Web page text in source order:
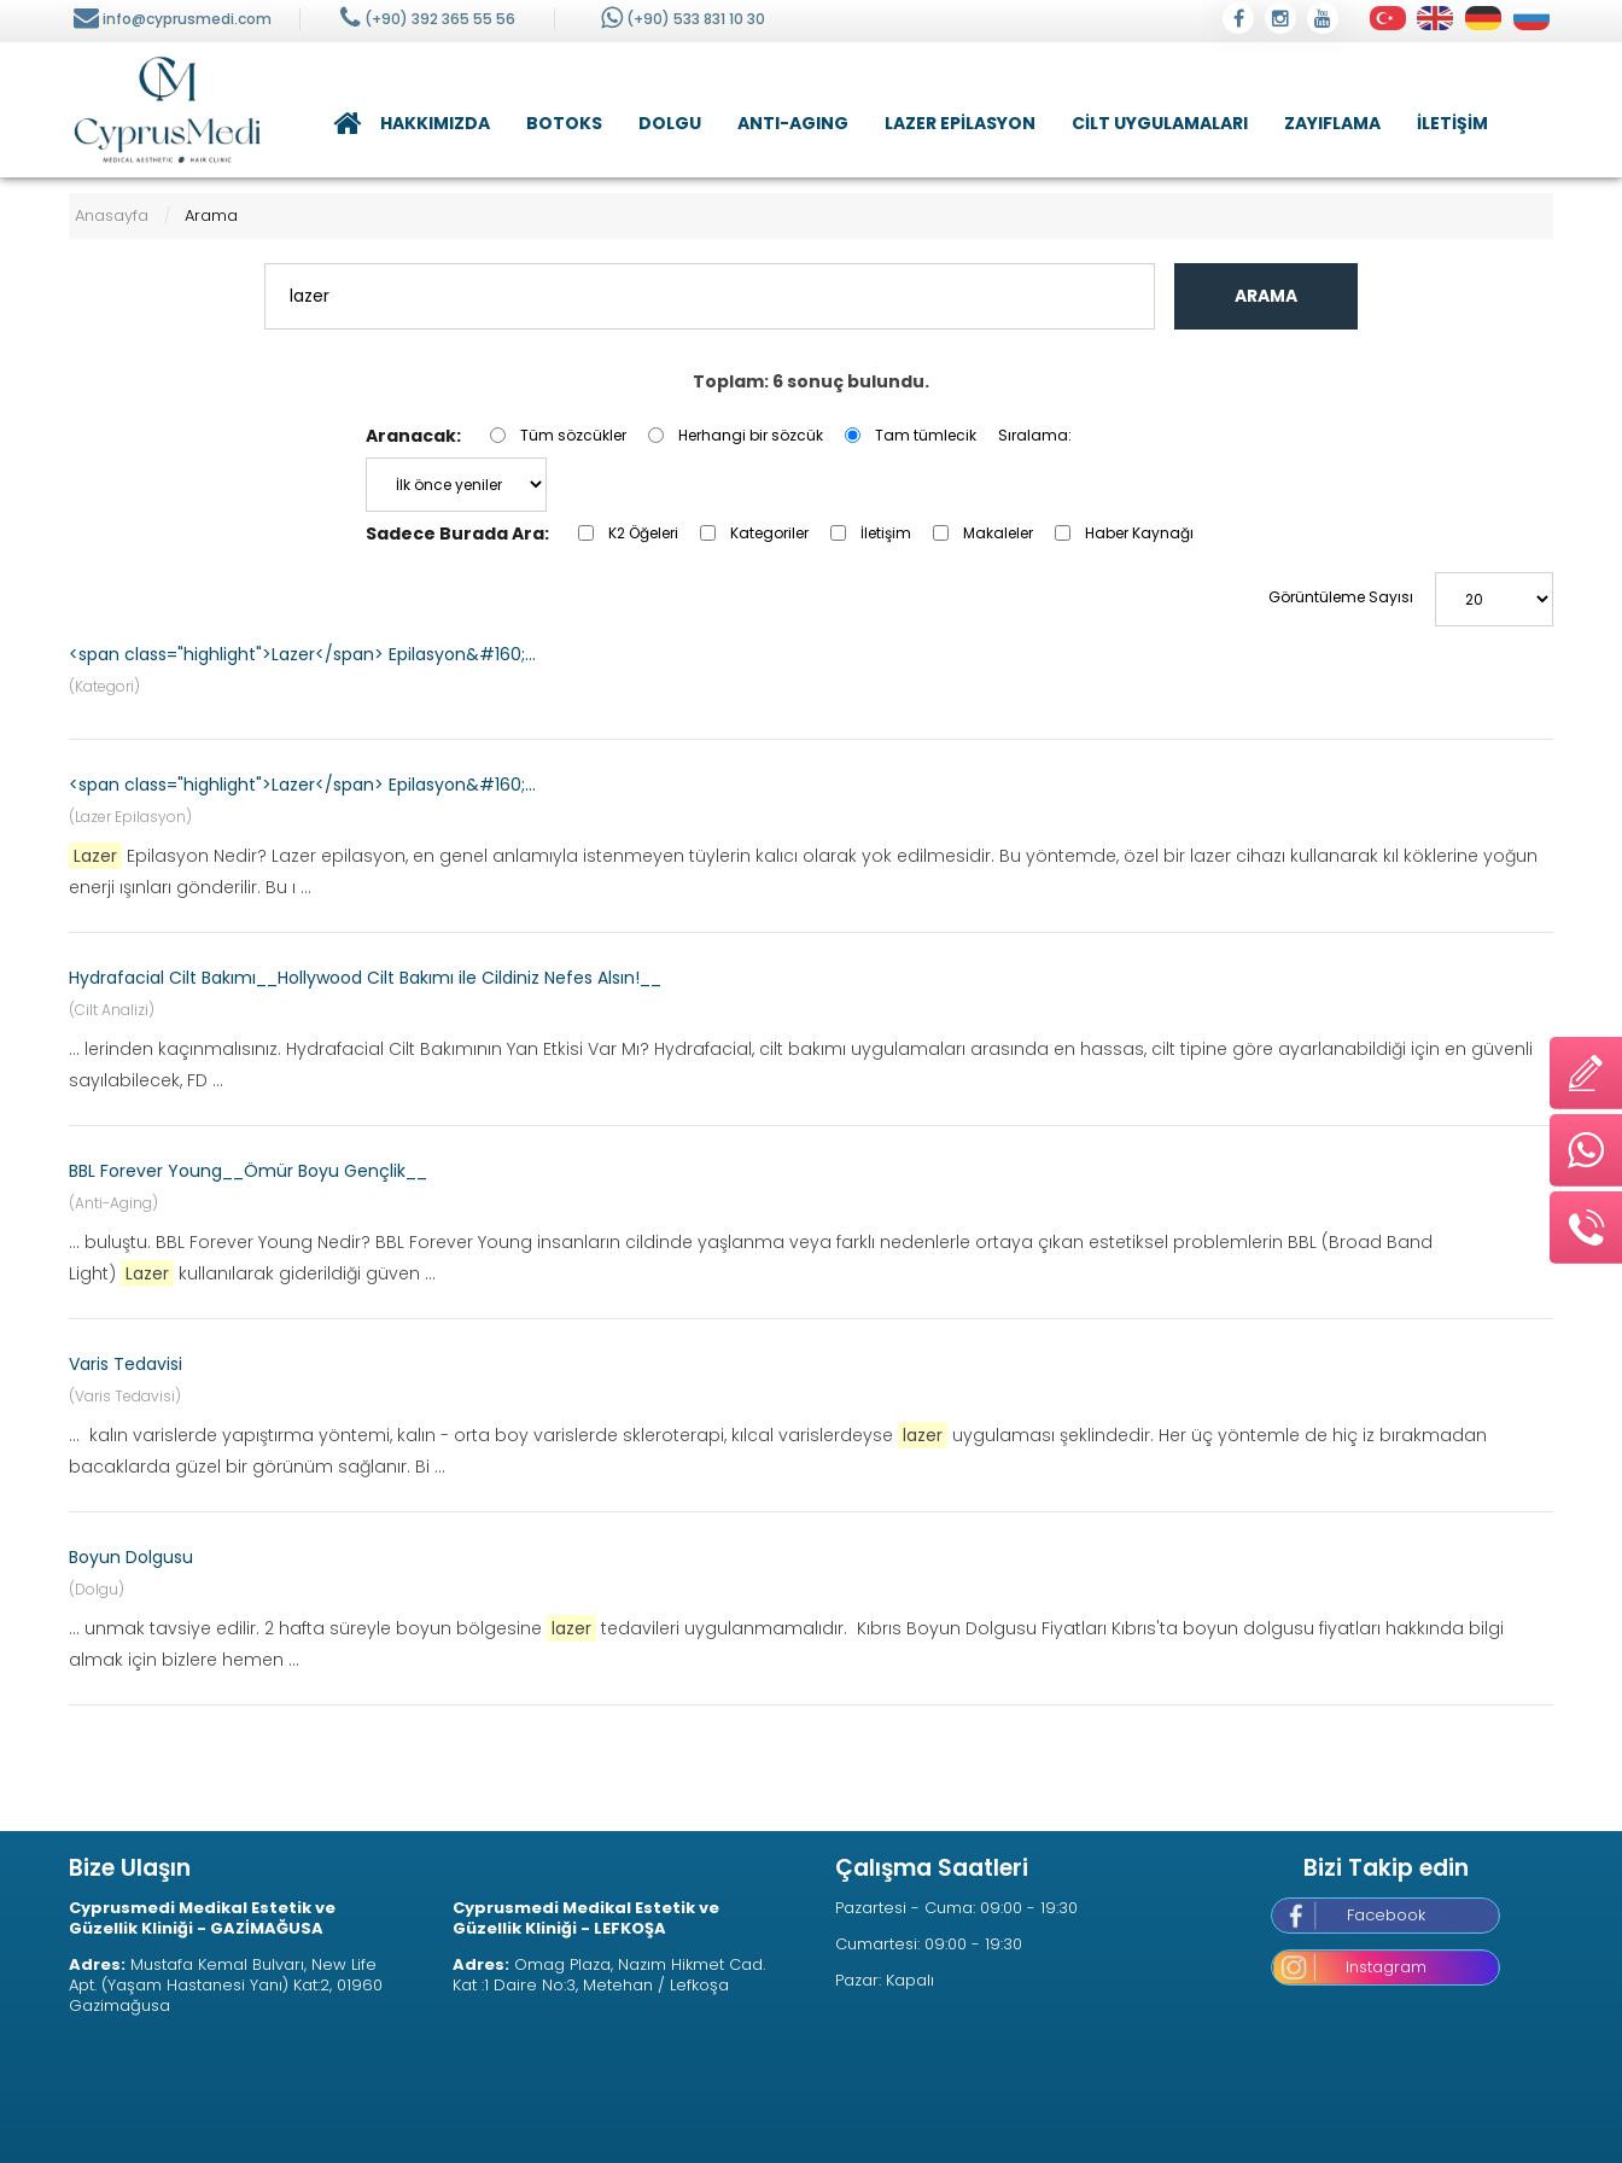
info@cyprusmedi.com (+90) 392 365 55 56 (+90) 533 831 10 30
HAKKIMIZDA BOTOKS DOLGU ANTI-AGING LAZER EPILASYON CILT UYGULAMALARI ZAYIFLAMA
Beslenme ve Diyet
İLETIŞIM
Anasayfa / Arama
ARAMA
Toplam: 6 sonuç bulundu.
Aranacak: Tüm sözcükler Herhangi bir sözcük Tam tümlecik Sıralama:
Sadece Burada Ara: K2 Öğeleri Kategoriler İletişim Makaleler Haber Kaynağı
Görüntüleme Sayısı
<span class="highlight">Lazer</span> Epilasyon&#160;...
(Kategori)
<span class="highlight">Lazer</span> Epilasyon&#160;...
(Lazer Epilasyon)
Lazer Epilasyon Nedir? Lazer epilasyon, en genel anlamıyla istenmeyen tüylerin kalıcı olarak yok edilmesidir. Bu yöntemde, özel bir lazer cihazı kullanarak kıl köklerine yoğun
enerji ışınları gönderilir. Bu ı ...
Hydrafacial Cilt Bakımı__Hollywood Cilt Bakımı ile Cildiniz Nefes Alsın!__
(Cilt Analizi)
... lerinden kaçınmalısınız. Hydrafacial Cilt Bakımının Yan Etkisi Var Mı? Hydrafacial, cilt bakımı uygulamaları arasında en hassas, cilt tipine göre ayarlanabildiği için en güvenli
sayılabilecek, FD ...
BBL Forever Young__Ömür Boyu Gençlik__
(Anti-Aging)
... buluştu. BBL Forever Young Nedir? BBL Forever Young insanların cildinde yaşlanma veya farklı nedenlerle ortaya çıkan estetiksel problemlerin BBL (Broad Band
Light) Lazer kullanılarak giderildiği güven ...
Varis Tedavisi
(Varis Tedavisi)
... kalın varislerde yapıştırma yöntemi, kalın - orta boy varislerde skleroterapi, kılcal varislerdeyse lazer uygulaması şeklindedir. Her üç yöntemle de hiç iz bırakmadan
bacaklarda güzel bir görünüm sağlanır. Bi ...
Boyun Dolgusu
(Dolgu)
... unmak tavsiye edilir. 2 hafta süreyle boyun bölgesine lazer tedavileri uygulanmamalıdır. Kıbrıs Boyun Dolgusu Fiyatları Kıbrıs'ta boyun dolgusu fiyatları hakkında bilgi
almak için bizlere hemen ...
Bize Ulaşın
Cyprusmedi Medikal Estetik ve
Güzellik Kliniği - GAZİMAĞUSA
Adres: Mustafa Kemal Bulvarı, New Life
Apt. (Yaşam Hastanesi Yanı) Kat:2, 01960
Gazimağusa
Cyprusmedi Medikal Estetik ve
Güzellik Kliniği - LEFKOŞA
Adres:Omag Plaza, Nazım Hikmet Cad.
Kat :1 Daire No:3, Metehan / Lefkoşa
Çalışma Saatleri
Pazartesi - Cuma: 09:00 - 19:30
Cumartesi: 09:00 - 19:30
Pazar: Kapalı
Bizi Takip edin
Facebook
Instagram